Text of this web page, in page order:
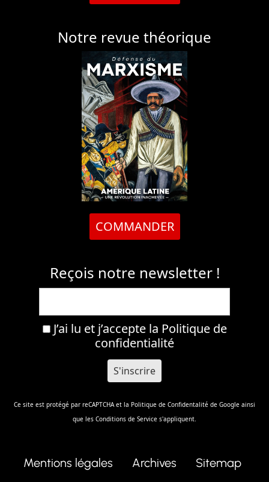
Notre revue théorique
COMMANDER
Reçois notre newsletter !
J’ai lu et j’accepte la Politique de
confidentialité
Ce site est protégé par reCAPTCHA et la Politique de Confidentalité de Google ainsi
que les Conditions de Service s'appliquent.
Mentions légales Archives
Sitemap